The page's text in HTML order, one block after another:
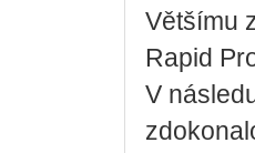
Většímu
Rapid
V